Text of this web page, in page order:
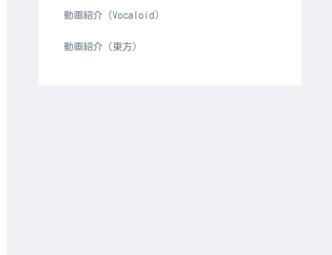
動画紹介（Vocaloid）
動画紹介（東方）